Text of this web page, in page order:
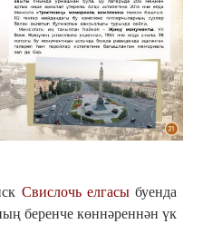
Свислочь елгасыбуенда
беренче көннәреннән үк